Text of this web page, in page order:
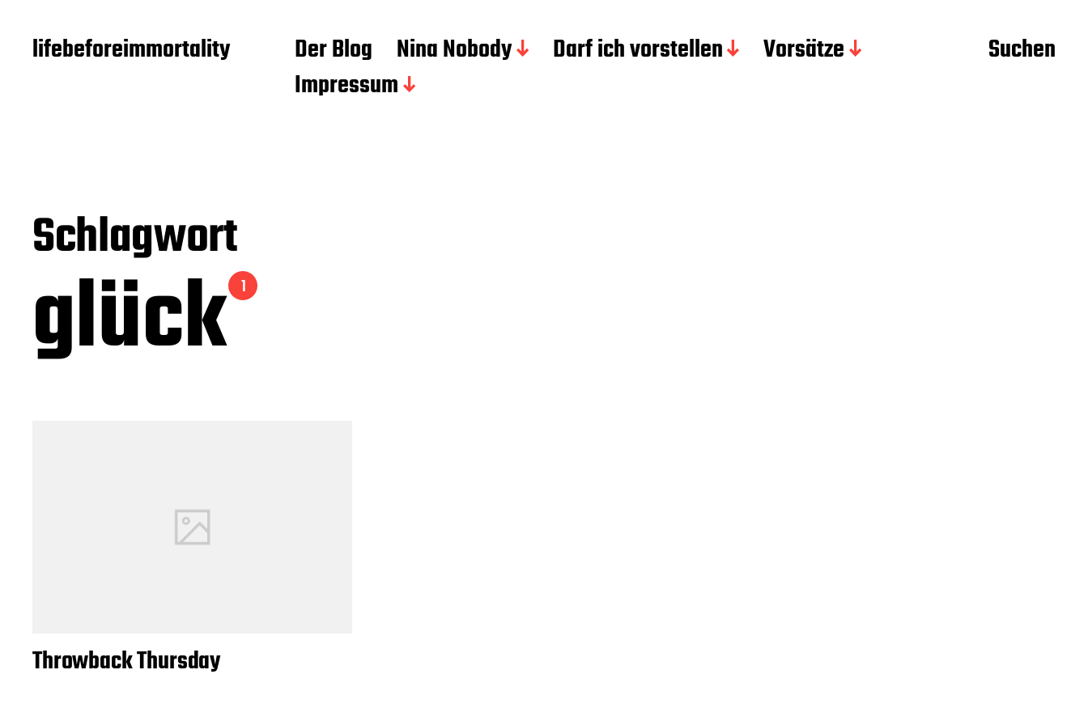
lifebeforeimmortality Der Blog Nina Nobody Darf ich vorstellen
Vorsätze
Impressum
Suchen
Schlagwort
glück1
Throwback Thursday